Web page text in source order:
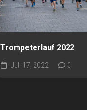
Trompeterlauf 2022
Juli 17, 2022 0